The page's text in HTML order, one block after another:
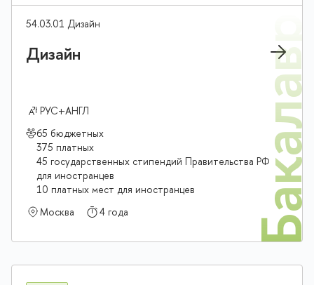
54.03.01 Дизайн
Дизайн
РУС+АНГЛ
65 бюджетных
375 платных
45 государственных стипендий Правительства РФ
для иностранцев
10 платных мест для иностранцев
Москва
4 года